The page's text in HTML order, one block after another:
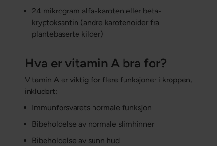
24 mikrogram alfa-karoten eller beta-
kryptoksantin (andre karotenoider fra
plantebaserte kilder)
Hva er vitamin A bra for?
Vitamin A er viktig for flere funksjoner i kroppen,
inkludert:
Immunforsvarets normale funksjon
Bibeholdelse av normale slimhinner
Bibeholdelse av sunn hud